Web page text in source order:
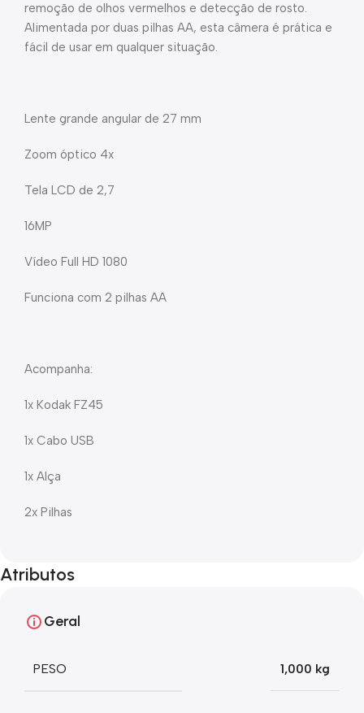
remoção de olhos vermelhos e detecção de rosto.
Alimentada por duas pilhas AA, esta câmera é prática e
fácil de usar em qualquer situação.
Lente grande angular de 27 mm
Zoom óptico 4x
Tela LCD de 2,7
16MP
Vídeo Full HD 1080
Funciona com 2 pilhas AA
Acompanha:
1x Kodak FZ45
1x Cabo USB
1x Alça
2x Pilhas
Atributos
Geral
PESO 1,000 kg